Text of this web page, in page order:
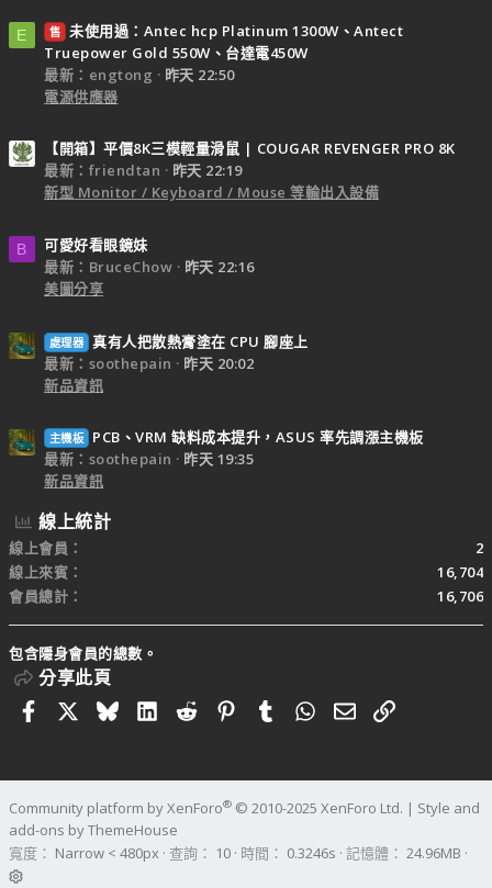
E 售 未使用過：Antec hcp Platinum 1300W、Antect
Truepower Gold 550W、台達電450W
最新：engtong
昨天 22:50
電源供應器
【開箱】平價8K三模輕量滑鼠 | COUGAR REVENGER PRO 8K
最新：friendtan
昨天 22:19
新型 Monitor / Keyboard / Mouse 等輸出入設備
B
可愛好看眼鏡妹
最新：BruceChow
昨天 22:16
美圖分享
處理器 真有人把散熱膏塗在 CPU 腳座上
最新：soothepain
昨天 20:02
新品資訊
主機板
PCB、VRM 缺料成本提升，ASUS 率先調漲主機板
最新：soothepain
昨天 19:35
新品資訊
線上統計
線上會員
2
線上來賓
16,704
會員總計
16,706
包含隱身會員的總數。
分享此頁
FacebookBlueskyLinkedIn
RedditPinterestTumblrWhatsApp
電子郵件
連結
Community platform by XenForo® © 2010-2025 XenForo Ltd. | Style and
add-ons by ThemeHouse
寬度
查詢 10 時間 0.3246s 記憶體 24.96MB